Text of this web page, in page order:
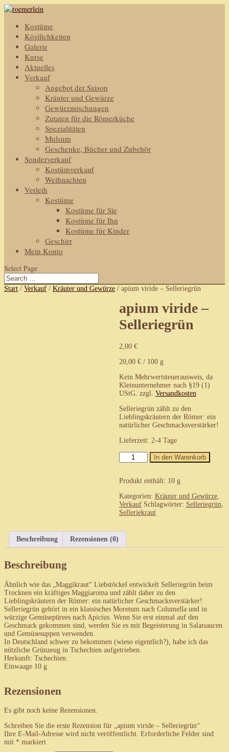
Kostüme
Köstlichkeiten
Galerie
Kurse
Aktuelles
Verkauf
Angebot der Saison
Kräuter und Gewürze
Gewürzmischungen
Zutaten für die Römerküche
Spezialitäten
Mulsum
Geschenke, Bücher und Zubehör
Sonderverkauf
Kostümverkauf
Weihnachten
Verleih
Kostüme
Kostüme für Sie
Kostüme für Ihn
Kostüme für Kinder
Geschirr
Mein Konto
Select Page
Start / Verkauf / Kräuter und Gewürze / apium viride – Selleriegrün
apium viride –
Selleriegrün
2,00 €
20,00 €/ 100 g
Kein Mehrwertsteuerausweis, da
Kleinunternehmer nach §19 (1)
UStG. zzgl. Versandkosten
Selleriegrün zählt zu den
Lieblingskräutern der Römer: ein
natürlicher Geschmacksverstärker!
Lieferzeit: 2-4 Tage
apium
viride
Selleriegrün
In den Warenkorb
Produkt enthält: 10 g
Kategorien: Kräuter und Gewürze,
Verkauf Schlagwörter: Selleriegrün
Selleriekraut
Beschreibung Rezensionen (0)
Beschreibung
Ähnlich wie das „Maggikraut“ Liebstöckel entwickelt Selleriegrün beim
Trocknen ein kräftiges Maggiaroma und zählt daher zu den
Lieblingskräutern der Römer: ein natürlicher Geschmacksverstärker!
Selleriegrün gehört in ein klassisches Moretum nach Columella und in
würzige Gemüsepürees nach Apicius. Wenn Sie erst einmal auf den
Geschmack gekommen sind, werden Sie es mit Begeisterung in Salatsaucen
und Gemüsesuppen verwenden.
In Deutschland schwer zu bekommen (wieso eigentlich?), habe ich das
nützliche Grünzeug in Tschechien aufgetrieben.
Herkunft: Tschechien.
Einwaage 10 g
Rezensionen
Es gibt noch keine Rezensionen.
Schreiben Sie die erste Rezension für „apium viride – Selleriegrün“
Ihre E-Mail-Adresse wird nicht veröffentlicht. Erforderliche Felder sind
mit * markiert